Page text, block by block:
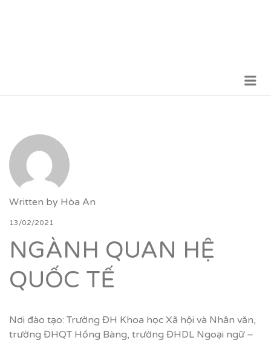
Written by Hòa An
13/02/2021
NGÀNH QUAN HỆ
QUỐC TẾ
Nơi đào tạo: Trường ĐH Khoa học Xã hội và Nhân văn,
trường ĐHQT Hồng Bàng, trường ĐHDL Ngoại ngữ –